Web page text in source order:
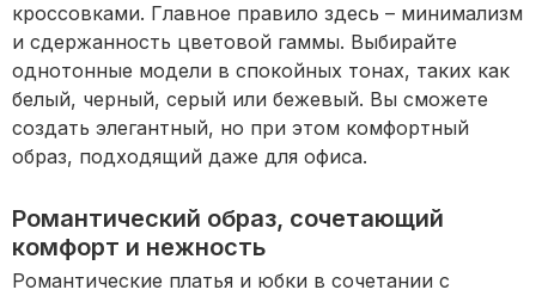
кроссовками. Главное правило здесь – минимализм
и сдержанность цветовой гаммы. Выбирайте
однотонные модели в спокойных тонах, таких как
белый, черный, серый или бежевый. Вы сможете
создать элегантный, но при этом комфортный
образ, подходящий даже для офиса.
Романтический образ, сочетающий
комфорт и нежность
Романтические платья и юбки в сочетании с